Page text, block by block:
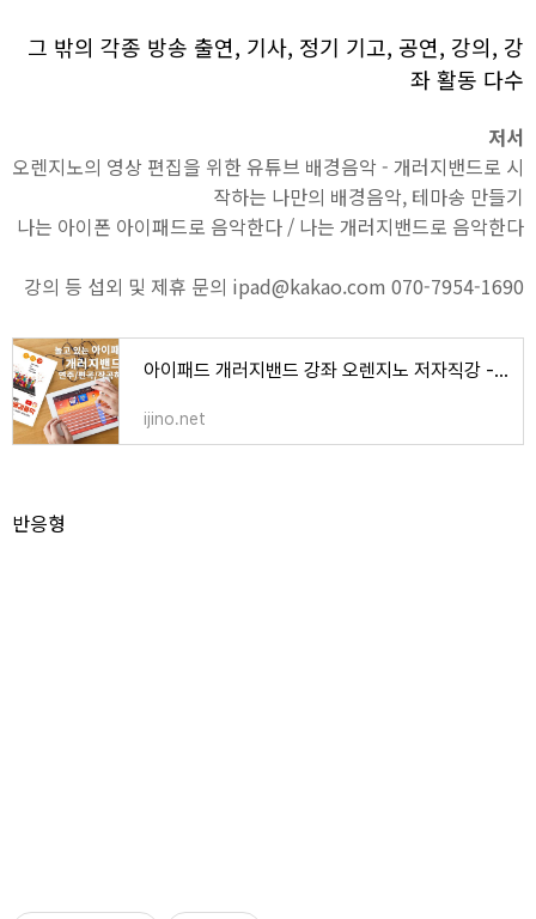
그 밖의 각종 방송 출연, 기사, 정기 기고, 공연, 강의, 강
좌 활동 다수
저서
오렌지노의 영상 편집을 위한 유튜브 배경음악 - 개러지밴드로 시
작하는 나만의 배경음악, 테마송 만들기
나는 아이폰 아이패드로 음악한다 / 나는 개러지밴드로 음악한다
강의 등 섭외 및 제휴 문의 ipad@kakao.com 070-7954-1690
아이패드 개러지밴드 강좌 오렌지노 저자직강 - 오렌지노 OranJino | 음악, 책, 강의
ijino.net
반응형